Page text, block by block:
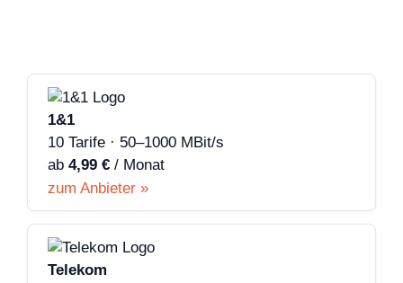
1&1
10 Tarife · 50–1000 MBit/s
ab 4,99 € / Monat
zum Anbieter »
Telekom